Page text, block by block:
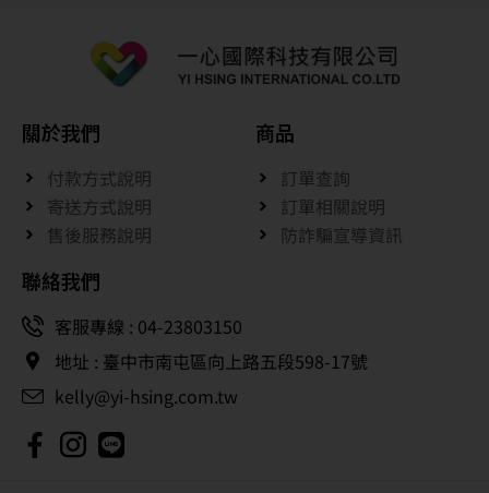
關於我們
付款方式說明
寄送方式說明
售後服務說明
商品
訂單查詢
訂單相關說明
防詐騙宣導資訊
聯絡我們
客服專線 : 04-23803150
地址 : 臺中市南屯區向上路五段598-17號
kelly@yi-hsing.com.tw